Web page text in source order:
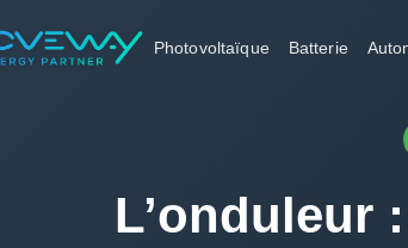
Photovoltaïque Batterie
L’onduleur